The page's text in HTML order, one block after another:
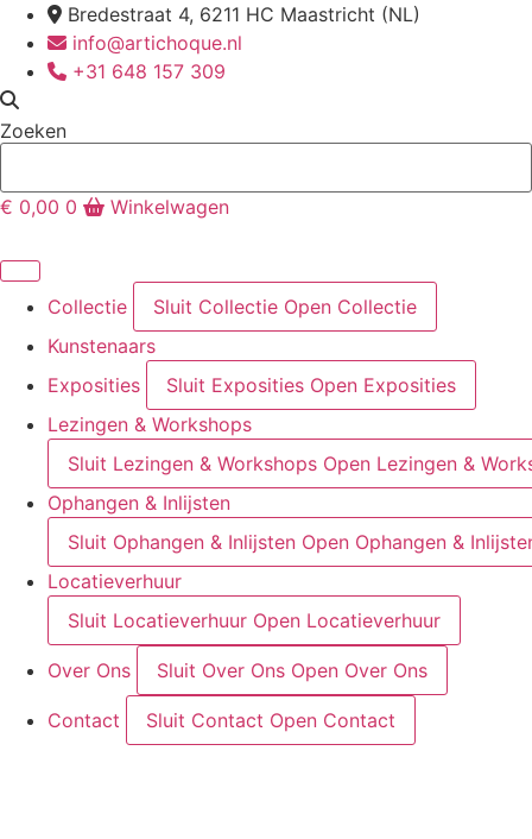
naar
inhoud
Bredestraat 4, 6211 HC Maastricht (NL)
info@artichoque.nl
+31 648 157 309
Zoeken
€ 0,00 0 Winkelwagen
Collectie Sluit Collectie Open Collectie
Kunstenaars
Exposities
Sluit Exposities Open Exposities
Lezingen & Workshops
Sluit Lezingen & Workshops Open Lezingen &
Ophangen & Inlijsten
Sluit Ophangen & Inlijsten Open Ophangen &
Locatieverhuur
Sluit Locatieverhuur Open Locatieverhuur
Over Ons Sluit Over Ons Open Over Ons
Contact Sluit Contact Open Contact